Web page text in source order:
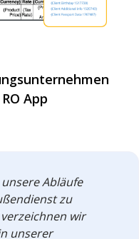
App
Abläufe
zu
wir
unserer